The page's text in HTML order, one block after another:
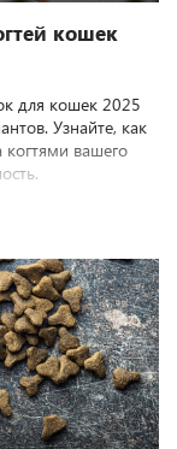
кошек
для кошек 2025
Узнайте, как
когтями вашего